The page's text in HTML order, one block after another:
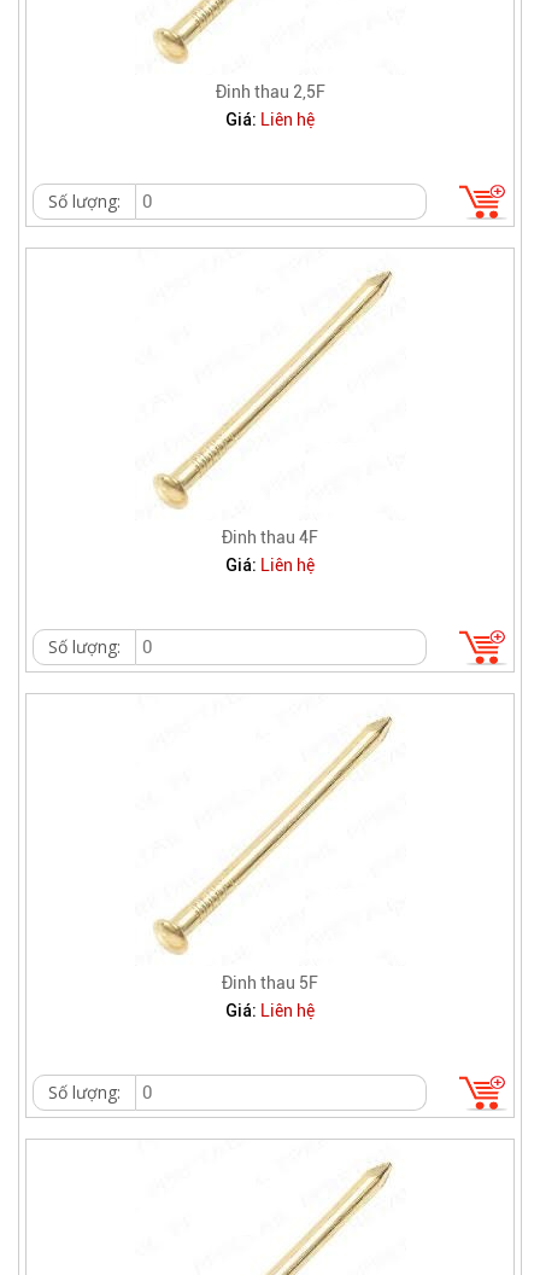
Đinh thau 2,5F
Giá: Liên hệ
Số lượng:
Đinh thau 4F
Giá: Liên hệ
Số lượng:
Đinh thau 5F
Giá: Liên hệ
Số lượng: